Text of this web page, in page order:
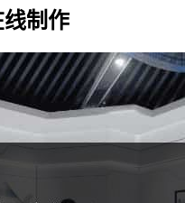
制作